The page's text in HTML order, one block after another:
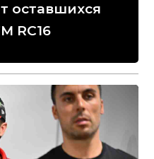
оставшихся
RC16